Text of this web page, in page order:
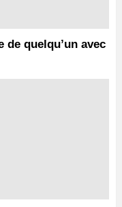
quelqu’un avec